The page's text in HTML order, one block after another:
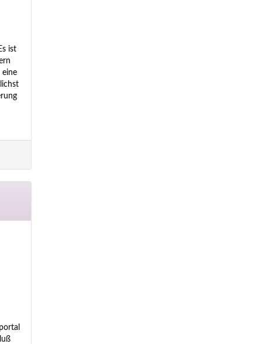
ist
eine